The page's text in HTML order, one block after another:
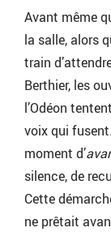
Avant même
la salle, alors
train
Berthier, les
l’Odéon
voix qui
moment d’
silence, de
Cette
ne prêtait